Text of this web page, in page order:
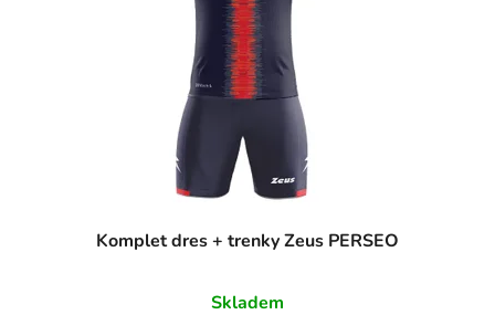
Komplet dres + trenky Zeus PERSEO
Skladem